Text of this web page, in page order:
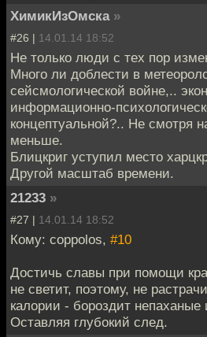
ХимикИзОмска »
#26 | 14.01.14 18:52
Не только люди с тех пор
Много ли доблести в
сейсмологической войне,..
информационно-
концептуальной?.. Не смотря
меньше.
Блицкриг уступил место
Другой масштаб времени.
21233 »
#27 | 14.01.14 18:52
Кому: coppolos, #10
Достичь славы при помощи
не светит, поэтому, не
калории - бороздит непаханые
Оставляя глубокий след.